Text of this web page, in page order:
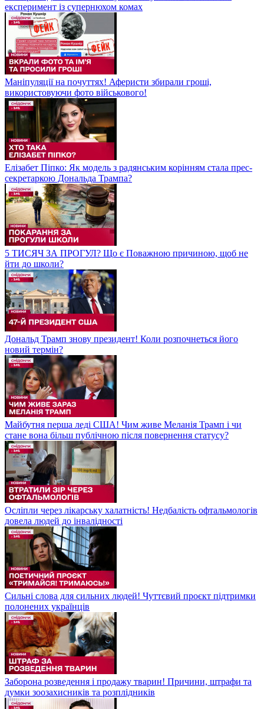
експеримент із супернюхом комах
Маніпуляції на почуттях! Аферисти збирали гроші,
використовуючи фото військового!
Елізабет Піпко: Як модель з радянським корінням стала прес-
секретаркою Дональда Трампа?
5 ТИСЯЧ ЗА ПРОГУЛ? Що є Поважною причиною, щоб не
йти до школи?
Дональд Трамп знову президент! Коли розпочнеться його
новий термін?
Майбутня перша леді США! Чим живе Меланія Трамп і чи
стане вона більш публічною після повернення статусу?
Осліпли через лікарську халатність! Недбалість офтальмологів
довела людей до інвалідності
Сильні слова для сильних людей! Чуттєвий проєкт підтримки
полонених українців
Заборона розведення і продажу тварин! Причини, штрафи та
думки зоозахисників та розплідників